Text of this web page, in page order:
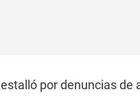
por denuncias